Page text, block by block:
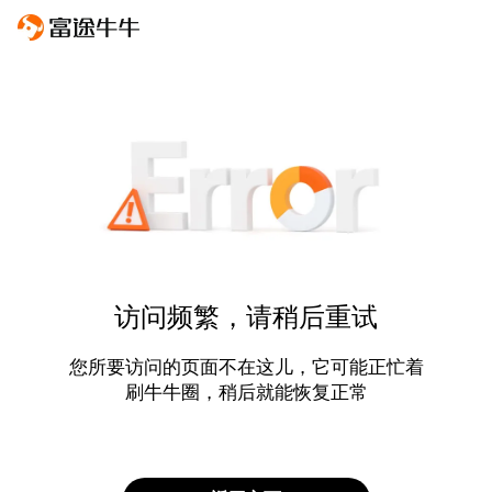
访问频繁，请稍后重试
您所要访问的页面不在这儿，它可能正忙着
刷牛牛圈，稍后就能恢复正常